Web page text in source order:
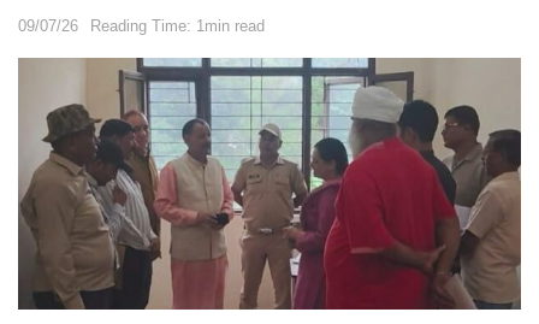
09/07/26 Reading Time: 1min read